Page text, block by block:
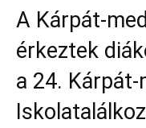
A Kárpát-
érkeztek
a 24.